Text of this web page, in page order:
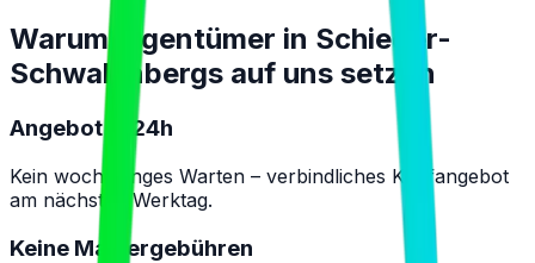
Warum Eigentümer in Schieder-
Schwalenbergs auf uns setzen
Angebot in 24h
Kein wochelanges Warten – verbindliches Kaufangebot
am nächsten Werktag.
Keine Maklergebühren